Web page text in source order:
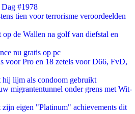
Dag #1978
tien voor terrorisme veroordeelden
de Wallen na golf van diefstal en
nu gratis op pc
voor Pro en 18 zetels voor D66, FvD,
hij lijm als condoom gebruikt
migrantentunnel onder grens met Wit-
eigen "Platinum" achievements dit